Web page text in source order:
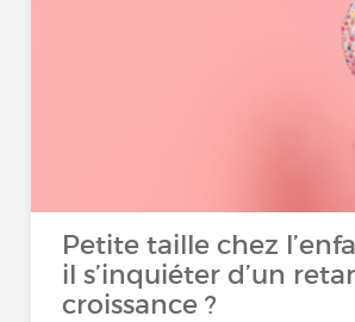
Petite taille chez
il s’inquiéter d’un
croissance ?